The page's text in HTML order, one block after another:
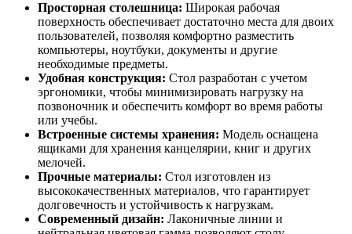
Просторная столешница: Широкая рабочая
поверхность обеспечивает достаточно места для двоих
пользователей, позволяя комфортно разместить
компьютеры, ноутбуки, документы и другие
необходимые предметы.
Удобная конструкция: Стол разработан с учетом
эргономики, чтобы минимизировать нагрузку на
позвоночник и обеспечить комфорт во время работы
или учебы.
Встроенные системы хранения: Модель оснащена
ящиками для хранения канцелярии, книг и других
мелочей.
Прочные материалы: Стол изготовлен из
высококачественных материалов, что гарантирует
долговечность и устойчивость к нагрузкам.
Современный дизайн: Лаконичные линии и